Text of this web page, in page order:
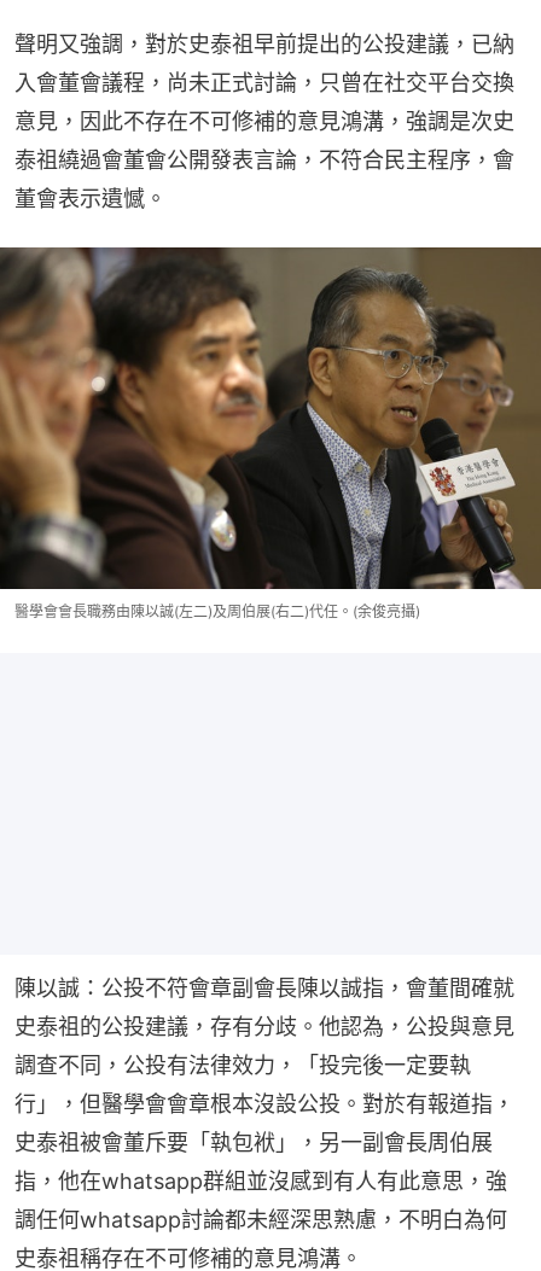
聲明又強調，對於史泰祖早前提出的公投建議，已納
入會董會議程，尚未正式討論，只曾在社交平台交換
意見，因此不存在不可修補的意見鴻溝，強調是次史
泰祖繞過會董會公開發表言論，不符合民主程序，會
董會表示遺憾。
醫學會會長職務由陳以誠(左二)及周伯展(右二)代任。(余俊亮攝)
陳以誠：公投不符會章副會長陳以誠指，會董間確就
史泰祖的公投建議，存有分歧。他認為，公投與意見
調查不同，公投有法律效力，「投完後一定要執
行」，但醫學會會章根本沒設公投。對於有報道指，
史泰祖被會董斥要「執包袱」，另一副會長周伯展
指，他在whatsapp群組並沒感到有人有此意思，強
調任何whatsapp討論都未經深思熟慮，不明白為何
史泰祖稱存在不可修補的意見鴻溝。